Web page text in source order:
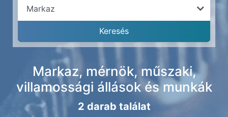
Markaz, mérnök, műszaki,
villamossági állások és munkák
2 darab találat